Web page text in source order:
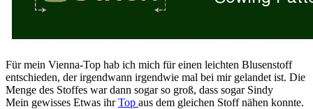
Für mein Vienna-Top hab ich mich für einen leichten Blusenstoff
entschieden, der irgendwann irgendwie mal bei mir gelandet ist. Die
Menge des Stoffes war dann sogar so groß, dass sogar Sindy
Mein gewisses Etwas ihrTop aus dem gleichen Stoff nähen konnte.